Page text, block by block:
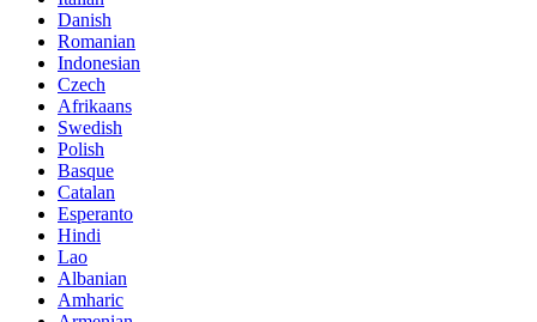
Danish
Romanian
Indonesian
Czech
Afrikaans
Swedish
Polish
Basque
Catalan
Esperanto
Hindi
Lao
Albanian
Amharic